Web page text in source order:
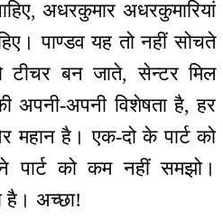
अधरकुमार अधरकुमारियां
पाण्डव यह तो नहीं सोचते
टीचर बन जाते, सेन्टर मिल
अपनी-अपनी विशेषता है, हर
है। एक-दो के पार्ट को
को कम नहीं समझो।
है। अच्छा!